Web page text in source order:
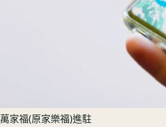
萬家福(原家樂福)進駐